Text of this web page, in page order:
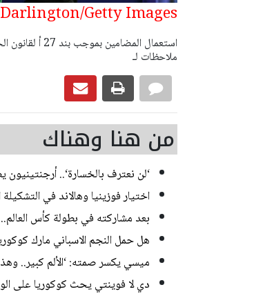
Getty Images
ملاحظات لـ
من هنا وهناك
‘لن نعترف بالخسارة‘..
اختيار فوزينيا وهالاند في
بعد مشاركته في بطولة كأس
هل حمل النجم الاسباني مارك
ميسي يكسر صمته: ‘الألم كبير..
دي لا فوينتي يحث كوكوريا على